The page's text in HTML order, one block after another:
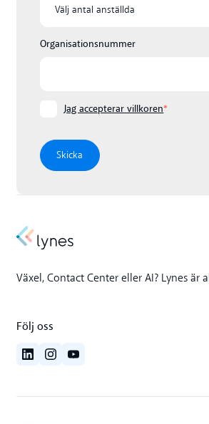
Organisationsnummer
Jag accepterar villkoren*
Växel, Contact Center eller AI? Lynes
Följ oss